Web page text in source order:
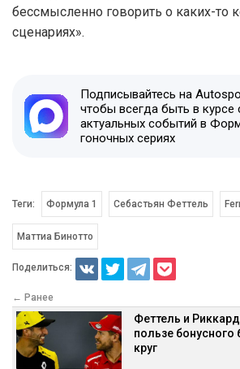
бессмысленно говорить о каких-то
сценариях».
Подписывайтесь на
чтобы всегда быть в курсе
актуальных событий в
гоночных сериях
Теги: Формула 1 Себастьян Феттель
Маттиа Бинотто
Поделиться:
← Ранее
Феттель и
пользе бонусного
круг